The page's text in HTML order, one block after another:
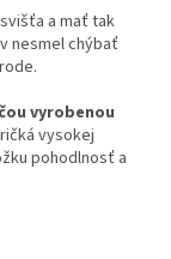
a mať tak
nesmel chýbať
vyrobenou
vysokej
pohodlnosť a